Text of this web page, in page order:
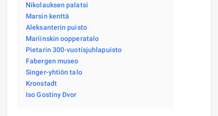
Nikolauksen palatsi
Marsin kenttä
Aleksanterin puisto
Mariinskin oopperatalo
Pietarin 300-vuotisjuhlapuisto
Fabergen museo
Singer-yhtiön talo
Kronstadt
Iso Gostiny Dvor